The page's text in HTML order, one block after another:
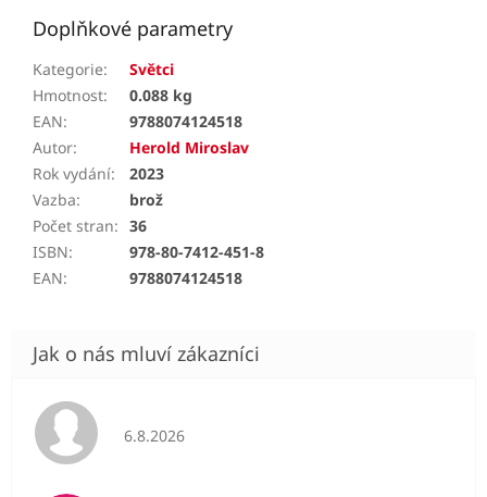
Doplňkové parametry
Kategorie:
Světci
Hmotnost:
0.088 kg
EAN:
9788074124518
Autor:
Herold Miroslav
Rok vydání:
2023
Vazba:
brož
Počet stran: 36
ISBN:
978-80-7412-451-8
EAN: 9788074124518
Hodnocení obchodu je 5 z 5 hvězdiček.
6.8.2026